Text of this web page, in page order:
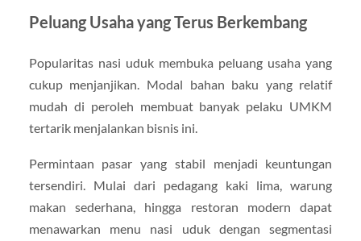
Peluang Usaha yang Terus Berkembang
Popularitas nasi uduk membuka peluang usaha yang
cukup menjanjikan. Modal bahan baku yang relatif
mudah di peroleh membuat banyak pelaku UMKM
tertarik menjalankan bisnis ini.
Permintaan pasar yang stabil menjadi keuntungan
tersendiri. Mulai dari pedagang kaki lima, warung
makan sederhana, hingga restoran modern dapat
menawarkan menu nasi uduk dengan segmentasi